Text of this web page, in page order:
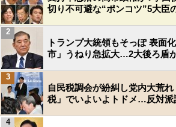
切り不可避な“ポンコツ”5大臣
トランプ大統領もそっぽ 表面
市」うねり急拡大…2大後ろ盾
2
自民税調会が紛糾し党内大荒
税」でいよいよトドメ…反対派
3
4